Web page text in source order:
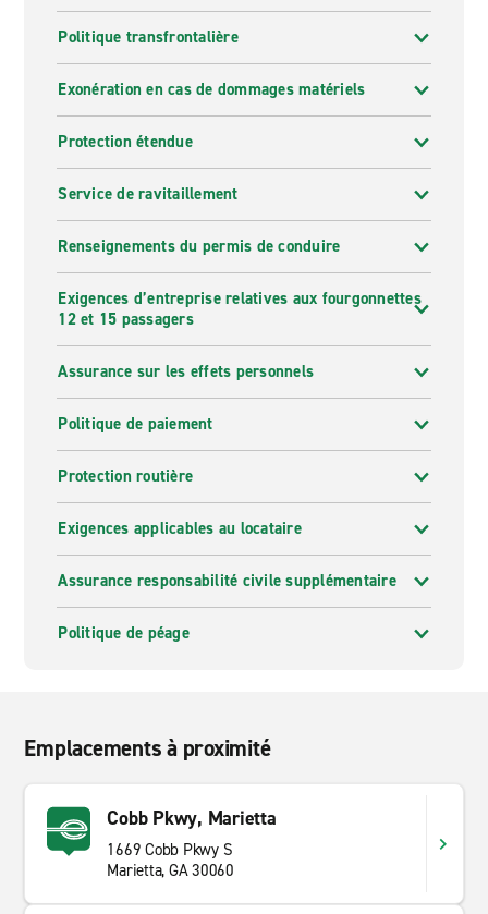
Politique transfrontalière
Exonération en cas de dommages matériels
Protection étendue
Service de ravitaillement
Renseignements du permis de conduire
Exigences d’entreprise relatives aux fourgonnettes
12 et 15 passagers
Assurance sur les effets personnels
Politique de paiement
Protection routière
Exigences applicables au locataire
Assurance responsabilité civile supplémentaire
Politique de péage
Emplacements à proximité
Cobb Pkwy, Marietta
1669 Cobb Pkwy S
Marietta, GA 30060